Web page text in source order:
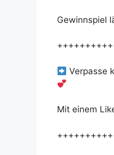
Gewinnspiel
Verpasse
Mit einem